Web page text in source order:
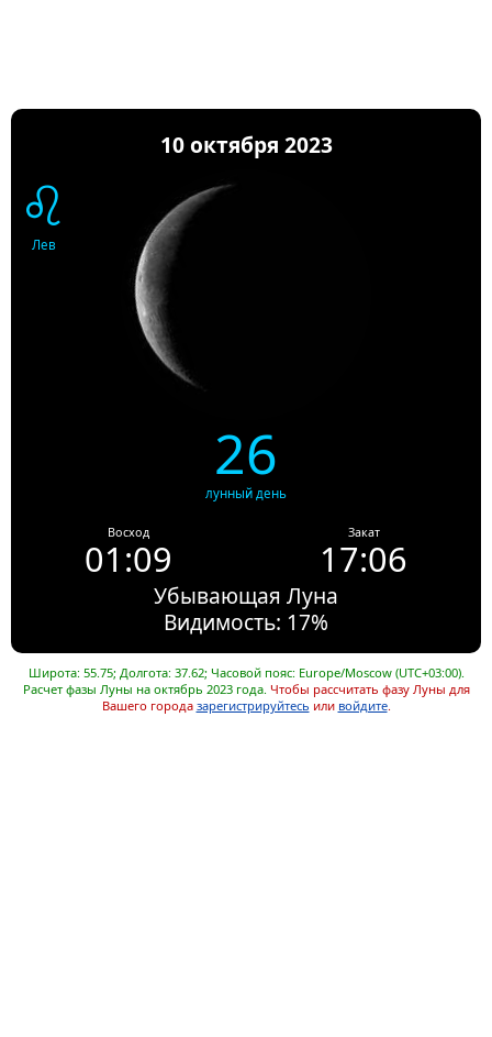
10 октября 2023
♌
Лев
26
лунный день
Восход
01:09
Закат
17:06
Убывающая Луна
Видимость: 17%
Широта: 55.75; Долгота: 37.62; Часовой пояс: Europe/Moscow (UTC+03:00).
Расчет фазы Луны на октябрь 2023 года. Чтобы рассчитать фазу Луны для
Вашего города зарегистрируйтесь или войдите.